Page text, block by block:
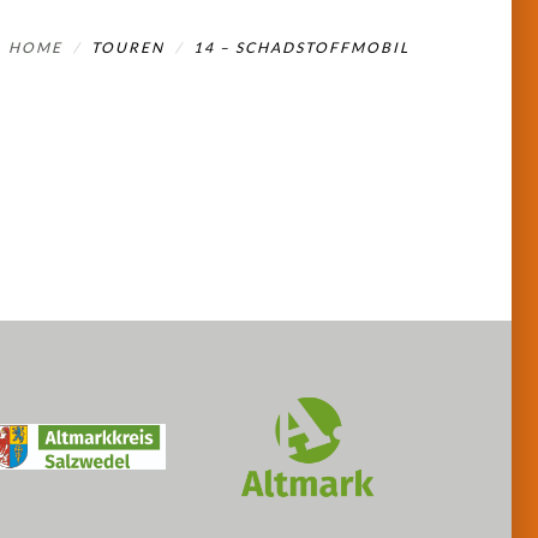
HOME TOUREN 14 – SCHADSTOFFMOBIL